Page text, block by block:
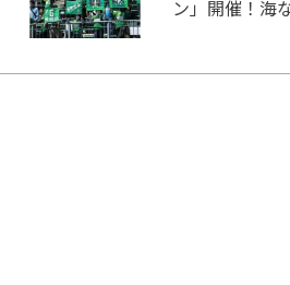
ン」開催！海